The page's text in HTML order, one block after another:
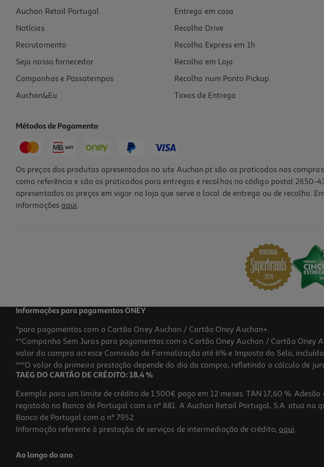
Auchan Retail Portugal
Notícias
Recrutamento
Seja nosso fornecedor
Campanhas e Passatempos
Auchan&Eu
Entrega em casa
Recolha Drive
Recolha Express em 1h
Recolha em Loja
Recolha num Ponto Pickup
Taxas de Entrega
Métodos de Pagamento
Os preços dos produtos apresentados no site Auchan.pt são os praticados nas
como referência e são os praticados para entregas e recolhas no código postal
apresentados os preços em vigor na loja que serve o local de entrega ou de recolha.
informações aqui.
Informações para pagamentos ONEY
*para pagamentos com o Cartão Oney Auchan / Cartão Oney Auchan+.
**Campanha Sem Juros para pagamentos com o Cartão Oney Auchan / Cartão
valor da compra acresce Comissão de Formalização até 6% e Imposto do Selo,
***O valor da primeira prestação depende do dia da compra, refletindo o cálculo de
TAEG DO CARTÃO DE CRÉDITO: 18,4 %
Exemplo para um limite de crédito de 1.500€ pago em 12 meses. TAN 17,60 %.
registado no Banco de Portugal com o nº 881. A Auchan Retail Portugal, S.A. atua
Banco de Portugal com o nº 7952.
Informação referente à prestação de serviços de intermediação de crédito, aqui.
Ao longo do ano